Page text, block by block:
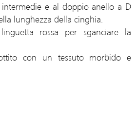
intermedie e al doppio anello a D
lunghezza della cinghia.
rossa per sganciare la
con un tessuto morbido e